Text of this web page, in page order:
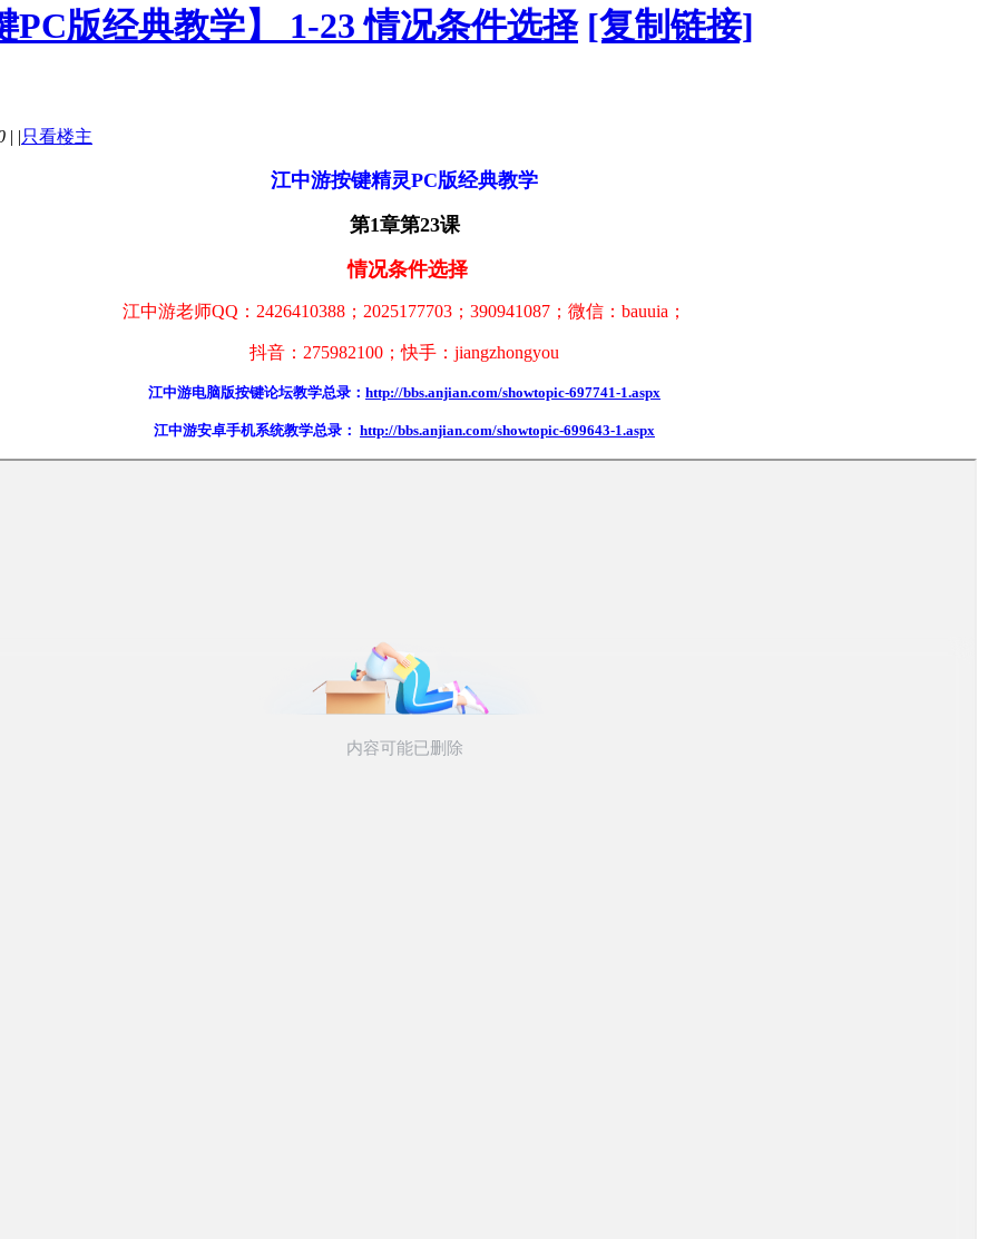
PC版经典教学】 1-23 情况条件选择 [复制链接]
| |只看楼主
江中游按键精灵PC版经典教学
第1章第23课
情况条件选择
江中游老师QQ：2426410388；2025177703；390941087；微信：bauuia；
抖音：275982100；快手： jiangzhongyou
江中游电脑版按键论坛教学总录： http://bbs.anjian.com/showtopic-697741-1.aspx
江中游安卓手机系统教学总录： http://bbs.anjian.com/showtopic-699643-1.aspx